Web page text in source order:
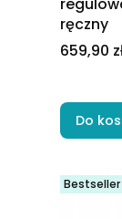
ręczny
Cena
659,90
Do
Bestseller